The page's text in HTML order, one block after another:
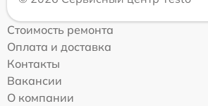
Стоимость ремонта
Оплата и доставка
Контакты
Вакансии
О компании